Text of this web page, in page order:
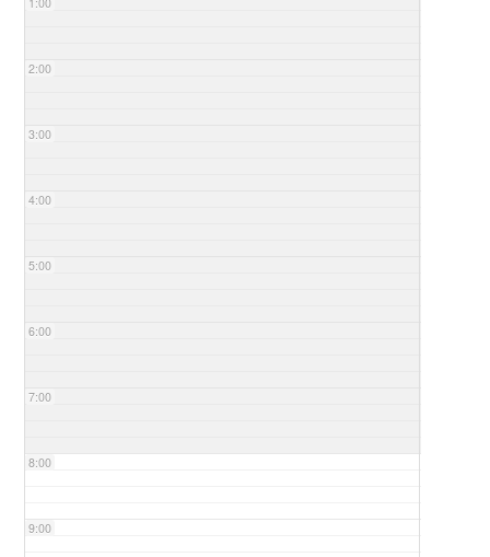
2:00
3:00
4:00
5:00
6:00
7:00
8:00
9:00